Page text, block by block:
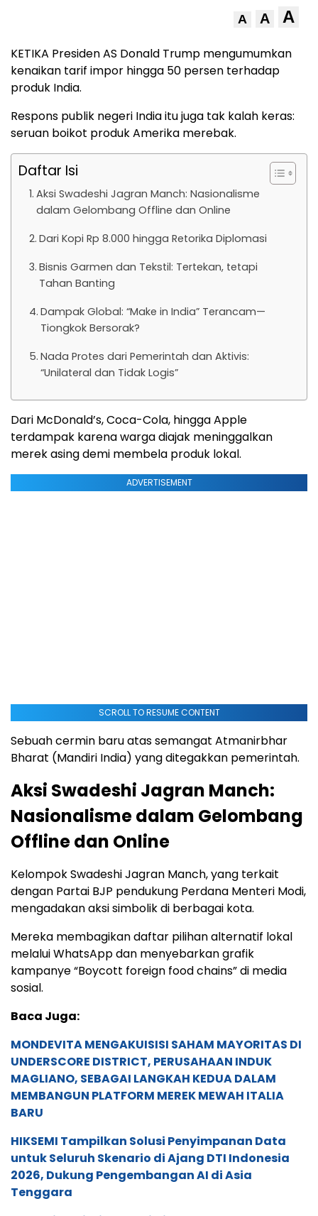
A A A
KETIKA Presiden AS Donald Trump mengumumkan
kenaikan tarif impor hingga 50 persen terhadap
produk India.
Respons publik negeri India itu juga tak kalah keras:
seruan boikot produk Amerika merebak.
Daftar Isi
Aksi Swadeshi Jagran Manch: Nasionalisme
dalam Gelombang Offline dan Online
Dari Kopi Rp 8.000 hingga Retorika Diplomasi
Bisnis Garmen dan Tekstil: Tertekan, tetapi
Tahan Banting
Dampak Global: “Make in India” Terancam—
Tiongkok Bersorak?
Nada Protes dari Pemerintah dan Aktivis:
“Unilateral dan Tidak Logis”
Dari McDonald’s, Coca-Cola, hingga Apple
terdampak karena warga diajak meninggalkan
merek asing demi membela produk lokal.
ADVERTISEMENT
SCROLL TO RESUME CONTENT
Sebuah cermin baru atas semangat Atmanirbhar
Bharat (Mandiri India) yang ditegakkan pemerintah.
Aksi Swadeshi Jagran Manch:
Nasionalisme dalam Gelombang
Offline dan Online
Kelompok Swadeshi Jagran Manch, yang terkait
dengan Partai BJP pendukung Perdana Menteri Modi,
mengadakan aksi simbolik di berbagai kota.
Mereka membagikan daftar pilihan alternatif lokal
melalui WhatsApp dan menyebarkan grafik
kampanye “Boycott foreign food chains” di media
sosial.
Baca Juga:
MONDEVITA MENGAKUISISI SAHAM MAYORITAS DI
UNDERSCORE DISTRICT, PERUSAHAAN INDUK
MAGLIANO, SEBAGAI LANGKAH KEDUA DALAM
MEMBANGUN PLATFORM MEREK MEWAH ITALIA
BARU
HIKSEMI Tampilkan Solusi Penyimpanan Data
untuk Seluruh Skenario di Ajang DTI Indonesia
2026, Dukung Pengembangan AI di Asia
Tenggara